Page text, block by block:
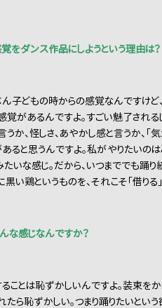
をダンス作品にしようという理由は？
子どもの時からの感覚なんですけど
覚があるんですよ。すごい魅了され
うか、怪しさ、あやかし感と言うか、
あると思うんですよ。私がやりたいの
たいな感じ。だから、いつまででも踊
黒い鶏というものを、それこそ「借り
な感じなんですか？
ることは恥ずかしいんですよ。装束
たら恥ずかしい。つまり踊りたいと